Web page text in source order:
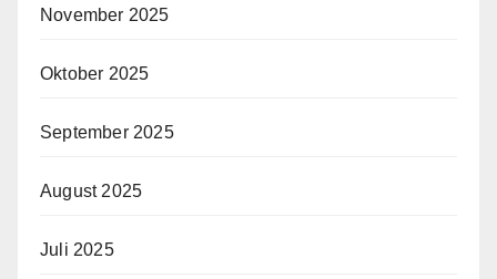
November 2025
Oktober 2025
September 2025
August 2025
Juli 2025